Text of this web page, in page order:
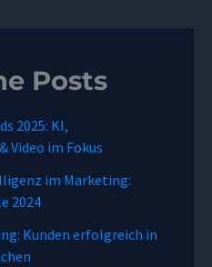
Posts
2025: KI,
Video im Fokus
im Marketing:
2024
Kunden erfolgreich in